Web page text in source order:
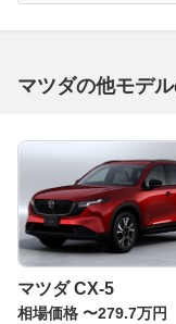
マツダの他モデ
マツダ CX-5
相場価格 〜279.7万円